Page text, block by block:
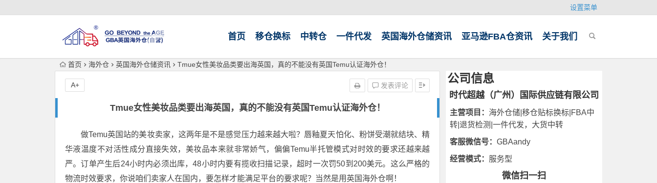
设置菜单
首页 移仓换标 中转仓 一件代发 英国海外仓储资讯 亚马逊FBA仓资讯 关于我们
首页 海外仓 英国海外仓储资讯 Tmue女性美妆品类要出海英国，真的不能没有英国Temu认证海外仓！
Tmue女性美妆品类要出海英国，真的不能没有英国Temu认证海外仓！
发表评论
A+
做Temu英国站的美妆卖家，这两年是不是感觉压力越来越大啦？唇釉夏天怕化、粉饼受潮就结块、精
华液温度不对活性成分直接失效，美妆品本来就非常娇气，偏偏Temu半托管模式对时效的要求还越来越
严。订单产生后24小时内必须出库，48小时内要有揽收扫描记录，超时一次罚50到200美元。这么严格的
物流时效要求，你说咱们卖家人在国内，要怎样才能满足平台的要求呢？当然是用英国海外仓啊！
公司信息
时代超越（广州）国际供应链有限公司
主营项目： 海外仓储|移仓贴标换标|FBA中
转|退货检测|一件代发，大货中转
客服微信号： GBAandy
经营模式： 服务型
微信扫一扫